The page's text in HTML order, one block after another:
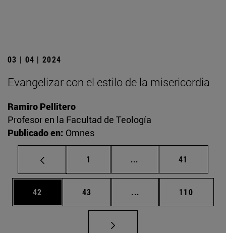
03 | 04 | 2024
Evangelizar con el estilo de la misericordia
Ramiro Pellitero
Profesor en la Facultad de Teología
Publicado en: Omnes
Página
1 ... Páginas intermedias
Página
41
Página
42 Página
43 ... Páginas intermedias
Página
110